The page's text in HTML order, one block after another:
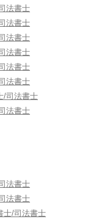
法書士
法書士
法書士
法書士
法書士
法書士
/司法書士
法書士
法書士
法書士
士/司法書士